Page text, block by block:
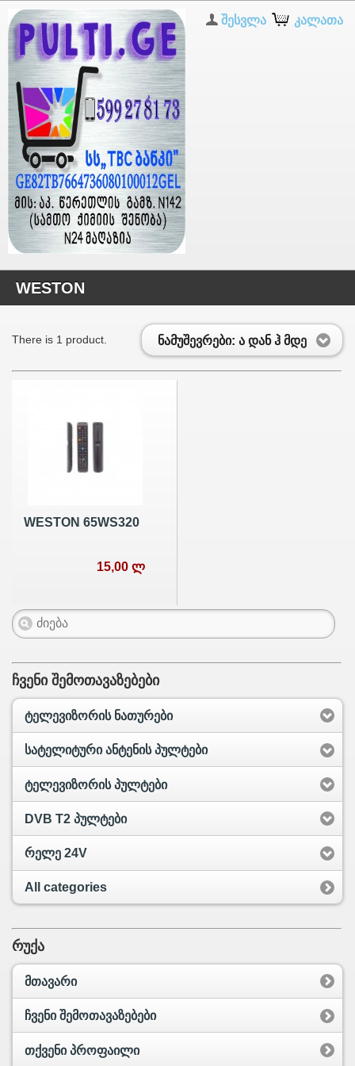
კალათა
შესვლა
WESTON
ნამუშევრები: ა დან ჰ მდე
There is 1 product.
WESTON 65WS320
15,00 ლ
ჩვენი შემოთავაზებები
ტელევიზორის ნათურები
სატელიტური ანტენის პულტები
ტელევიზორის პულტები
DVB T2 პულტები
რელე 24V
All categories
რუქა
მთავარი
ჩვენი შემოთავაზებები
თქვენი პროფაილი